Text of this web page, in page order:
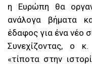
η Ευρώπη θα
ανάλογα βήματα
έδαφος για ένα νέο
Συνεχίζοντας, ο
«τίποτα στην